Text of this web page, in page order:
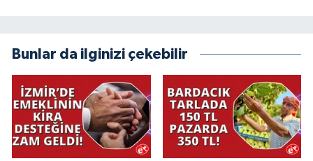
Bunlar da ilginizi çekebilir